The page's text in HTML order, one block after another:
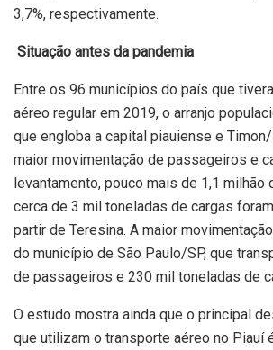
3,7%, respectivamente.
Situação antes da pandemia
Entre os 96 municípios do país que
aéreo regular em 2019, o arranjo
que engloba a capital piauiense e
maior movimentação de passageiros e
levantamento, pouco mais de 1,1 milhão
cerca de 3 mil toneladas de cargas
partir de Teresina. A maior
do município de São Paulo/SP, que
de passageiros e 230 mil toneladas de
O estudo mostra ainda que o principal
que utilizam o transporte aéreo no Piauí